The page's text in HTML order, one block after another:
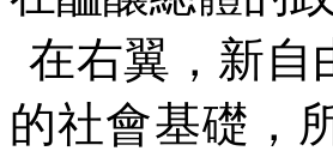
在右翼，新自
的社會基礎，